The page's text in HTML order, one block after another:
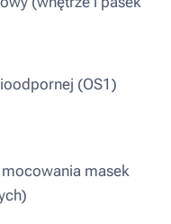
(OS1)
masek